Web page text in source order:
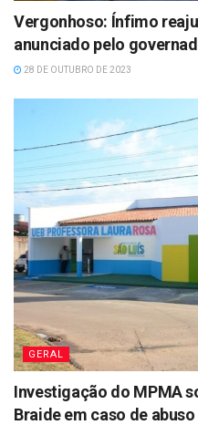
Vergonhoso: Ínfimo
anunciado pelo
28 DE OUTUBRO DE 2023
GERAL
Investigação do MPMA
Braide em caso de abuso